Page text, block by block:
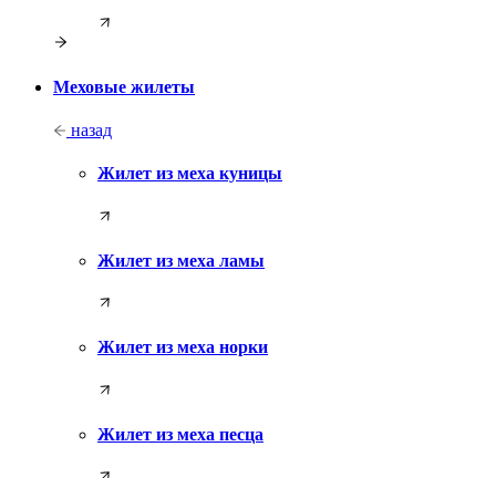
Меховые жилеты
назад
Жилет из меха куницы
Жилет из меха ламы
Жилет из меха норки
Жилет из меха песца